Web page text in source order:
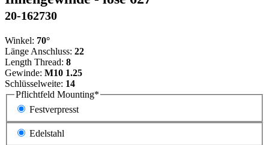
20-162730
Winkel: 70°
Länge Anschluss: 22
Length Thread: 8
Gewinde: M10 1.25
Schlüsselweite: 14
Pflichtfeld Mounting*
Festverpresst
Edelstahl